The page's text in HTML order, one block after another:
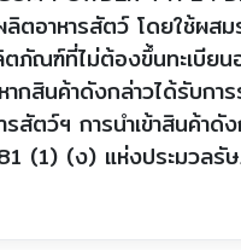
ลิตอาหารสัตว์ โดยใช้ผ
ภัณฑ์ที่ไม่ต้องขึ้นทะเบีย
สินค้าดังกล่าวได้รับกา
ตว์ฯ การนำเข้าสินค้าดั
(1) (ง) แห่งประมวลรั